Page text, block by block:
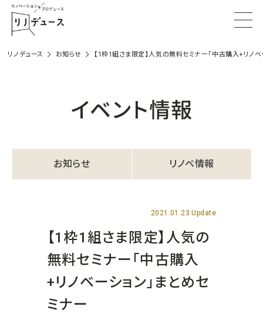
リノデュース お知らせ 【1枠1組さま限定】人気の無料セミナー「中古購入+リノベ
イベント情報
お知らせ リノベ情報
2021.01.23 Update
【1枠1組さま限定】人気の
無料セミナー「中古購入
+リノベーション」まとめセ
ミナー